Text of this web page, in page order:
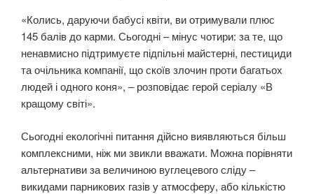
«Колись, даруючи бабусі квіти, ви отримували плюс
145 балів до карми. Сьогодні – мінус чотири: за те, що
ненавмисно підтримуєте підпільні майстерні, пестициди
та очільника компанії, що скоїв злочин проти багатьох
людей і одного коня», – розповідає герой серіалу «В
кращому світі».
Сьогодні екологічні питання дійсно виявляються більш
комплексними, ніж ми звикли вважати. Можна порівняти
альтернативи за величиною вуглецевого сліду –
викидами парникових газів у атмосферу, або кількістю